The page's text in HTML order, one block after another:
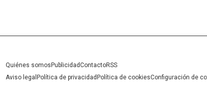
Quiénes somos PublicidadContactoRSS
Aviso legal Política de privacidad Política de cookiesConfiguración de